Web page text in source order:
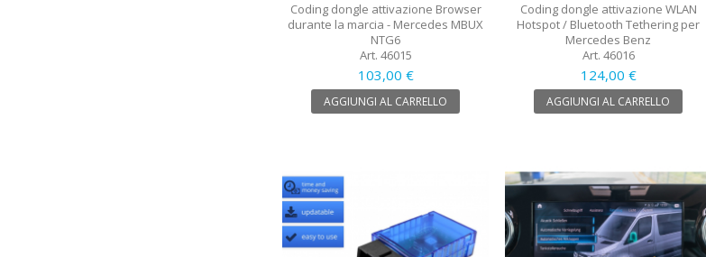
Coding dongle attivazione Browser
durante la marcia - Mercedes MBUX
NTG6
Art. 46015
103,00 €
AGGIUNGI AL CARRELLO
Coding dongle attivazione WLAN
Hotspot / Bluetooth Tethering per
Mercedes Benz
Art. 46016
124,00 €
AGGIUNGI AL CARRELLO